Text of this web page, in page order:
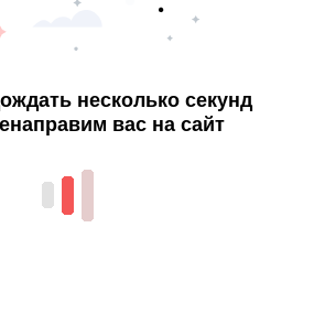
несколько секунд
вас на сайт